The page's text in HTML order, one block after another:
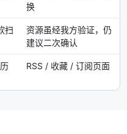
换
扫
资源虽经我方验证，仍
建议二次确认
RSS / 收藏 / 订阅页面